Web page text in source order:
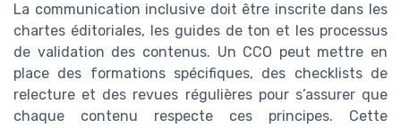
La communication inclusive doit être inscrite dans les
chartes éditoriales, les guides de ton et les processus
de validation des contenus. Un CCO peut mettre en
place des formations spécifiques, des checklists de
relecture et des revues régulières pour s’assurer que
chaque contenu respecte ces principes. Cette